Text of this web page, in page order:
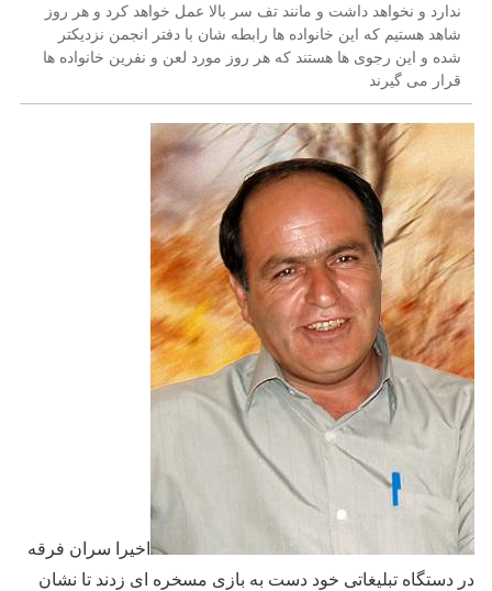
ندارد و نخواهد داشت و مانند تف سر بالا عمل خواهد کرد و هر روز
شاهد هستیم که این خانواده ها رابطه شان با دفتر انجمن نزدیکتر
شده و این رجوی ها هستند که هر روز مورد لعن و نفرین خانواده ها
قرار می گیرند
اخیرا سران فرقه
در دستگاه تبلیغاتی خود دست به بازی مسخره ای زدند تا نشان